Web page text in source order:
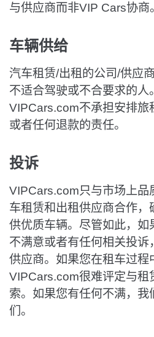
与供应商而非VIP Cars协商
车辆供给
汽车租赁/出租的公司/供应
不适合驾驶或不合要求的人
VIPCars.com不承担安排旅
或者任何退款的责任。
投诉
VIPCars.com只与市场上品
车租赁和出租供应商合作，
供优质车辆。尽管如此，如
不满意或者有任何相关投诉
供应商。如果您在租车过程
VIPCars.com很难评定与租
索。如果您有任何不满，我
们。